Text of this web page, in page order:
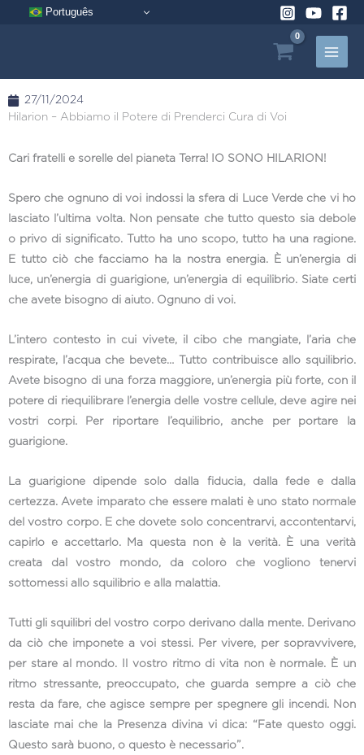
Português
27/11/2024
Hilarion – Abbiamo il Potere di Prenderci Cura di Voi
Cari fratelli e sorelle del pianeta Terra! IO SONO HILARION!
Spero che ognuno di voi indossi la sfera di Luce Verde che vi ho
lasciato l’ultima volta. Non pensate che tutto questo sia debole
o privo di significato. Tutto ha uno scopo, tutto ha una ragione.
E tutto ciò che facciamo ha la nostra energia. È un’energia di
luce, un’energia di guarigione, un’energia di equilibrio. Siate certi
che avete bisogno di aiuto. Ognuno di voi.
L’intero contesto in cui vivete, il cibo che mangiate, l’aria che
respirate, l’acqua che bevete… Tutto contribuisce allo squilibrio.
Avete bisogno di una forza maggiore, un’energia più forte, con il
potere di riequilibrare l’energia delle vostre cellule, deve agire nei
vostri corpi. Per riportare l’equilibrio, anche per portare la
guarigione.
La guarigione dipende solo dalla fiducia, dalla fede e dalla
certezza. Avete imparato che essere malati è uno stato normale
del vostro corpo. E che dovete solo concentrarvi, accontentarvi,
capirlo e accettarlo. Ma questa non è la verità. È una verità
creata dal vostro mondo, da coloro che vogliono tenervi
sottomessi allo squilibrio e alla malattia.
Tutti gli squilibri del vostro corpo derivano dalla mente. Derivano
da ciò che imponete a voi stessi. Per vivere, per sopravvivere,
per stare al mondo. Il vostro ritmo di vita non è normale. È un
ritmo stressante, preoccupato, che guarda sempre a ciò che
resta da fare, che agisce sempre per spegnere gli incendi. Non
lasciate mai che la Presenza divina vi dica: “Fate questo oggi.
Questo sarà buono, o questo è necessario”.